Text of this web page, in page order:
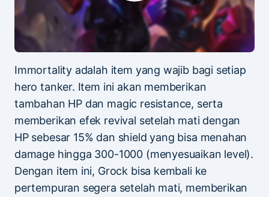
Immortality adalah item yang wajib bagi setiap
hero tanker. Item ini akan memberikan
tambahan HP dan magic resistance, serta
memberikan efek revival setelah mati dengan
HP sebesar 15% dan shield yang bisa menahan
damage hingga 300-1000 (menyesuaikan level).
Dengan item ini, Grock bisa kembali ke
pertempuran segera setelah mati, memberikan